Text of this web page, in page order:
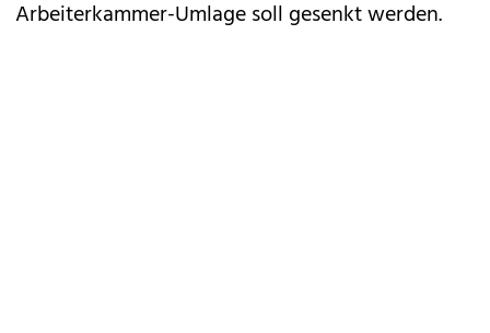
Arbeiterkammer-Umlage soll gesenkt werden.